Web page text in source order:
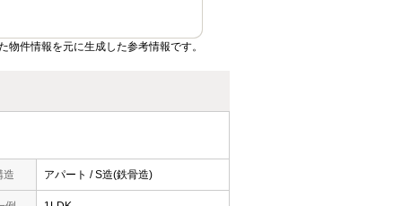
件情報を元に生成した参考情報です。
造 アパート / S造(鉄骨造)